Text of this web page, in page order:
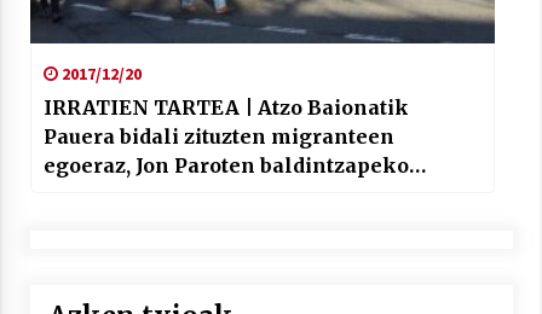
2017/12/20
IRRATIEN TARTEA | Atzo Baionatik
Pauera bidali zituzten migranteen
egoeraz, Jon Paroten baldintzapeko